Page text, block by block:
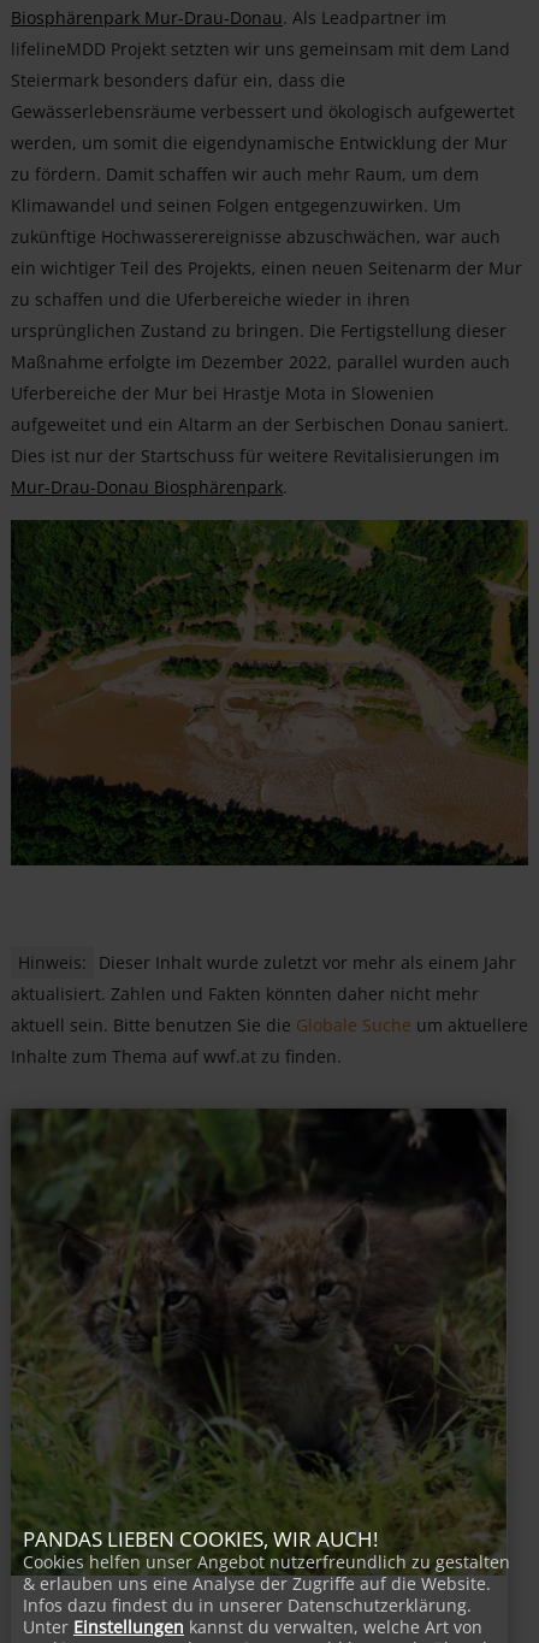
Biosphärenpark Mur-Drau-Donau. Als Leadpartner im
lifelineMDD Projekt setzten wir uns gemeinsam mit dem Land
Steiermark besonders dafür ein, dass die
Gewässerlebensräume verbessert und ökologisch aufgewertet
werden, um somit die eigendynamische Entwicklung der Mur
zu fördern. Damit schaffen wir auch mehr Raum, um dem
Klimawandel und seinen Folgen entgegenzuwirken. Um
zukünftige Hochwasserereignisse abzuschwächen, war auch
ein wichtiger Teil des Projekts, einen neuen Seitenarm der Mur
zu schaffen und die Uferbereiche wieder in ihren
ursprünglichen Zustand zu bringen. Die Fertigstellung dieser
Maßnahme erfolgte im Dezember 2022, parallel wurden auch
Uferbereiche der Mur bei Hrastje Mota in Slowenien
aufgeweitet und ein Altarm an der Serbischen Donau saniert.
Dies ist nur der Startschuss für weitere Revitalisierungen im
Mur-Drau-Donau Biosphärenpark.
Hinweis:
Dieser Inhalt wurde zuletzt vor mehr als einem Jahr
aktualisiert. Zahlen und Fakten könnten daher nicht mehr
aktuell sein. Bitte benutzen Sie die Globale Suche um aktuellere
Inhalte zum Thema auf wwf.at zu finden.
PANDAS LIEBEN COOKIES, WIR AUCH!
Cookies helfen unser Angebot nutzerfreundlich zu gestalten
& erlauben uns eine Analyse der Zugriffe auf die Website.
Infos dazu findest du in unserer Datenschutzerklärung.
Unter Einstellungen kannst du verwalten, welche Art von